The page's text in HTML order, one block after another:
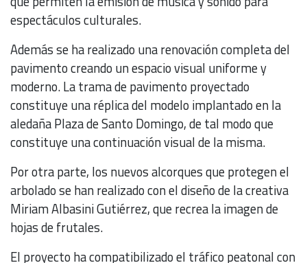
espectáculos culturales.
Además se ha realizado una renovación completa del
pavimento creando un espacio visual uniforme y
moderno. La trama de pavimento proyectado
constituye una réplica del modelo implantado en la
aledaña Plaza de Santo Domingo, de tal modo que
constituye una continuación visual de la misma.
Por otra parte, los nuevos alcorques que protegen el
arbolado se han realizado con el diseño de la creativa
Miriam Albasini Gutiérrez, que recrea la imagen de
hojas de frutales.
El proyecto ha compatibilizado el tráfico peatonal con